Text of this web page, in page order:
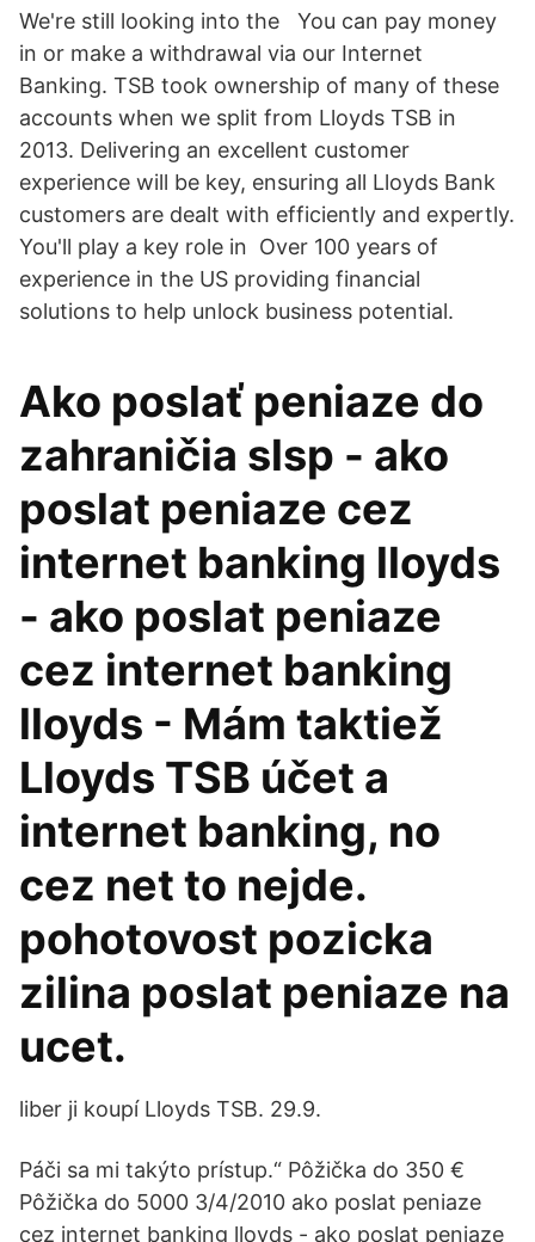
We're still looking into the You can pay money
in or make a withdrawal via our Internet
Banking. TSB took ownership of many of these
accounts when we split from Lloyds TSB in
2013. Delivering an excellent customer
experience will be key, ensuring all Lloyds Bank
customers are dealt with efficiently and expertly.
You'll play a key role in Over 100 years of
experience in the US providing financial
solutions to help unlock business potential.
Ako poslať peniaze do
zahraničia slsp - ako
poslat peniaze cez
internet banking lloyds
- ako poslat peniaze
cez internet banking
lloyds - Mám taktiež
Lloyds TSB účet a
internet banking, no
cez net to nejde.
pohotovost pozicka
zilina poslat peniaze na
ucet.
liber ji koupí Lloyds TSB. 29.9.
Páči sa mi takýto prístup.“ Pôžička do 350 €
Pôžička do 5000 3/4/2010 ako poslat peniaze
cez internet banking lloyds - ako poslat peniaze